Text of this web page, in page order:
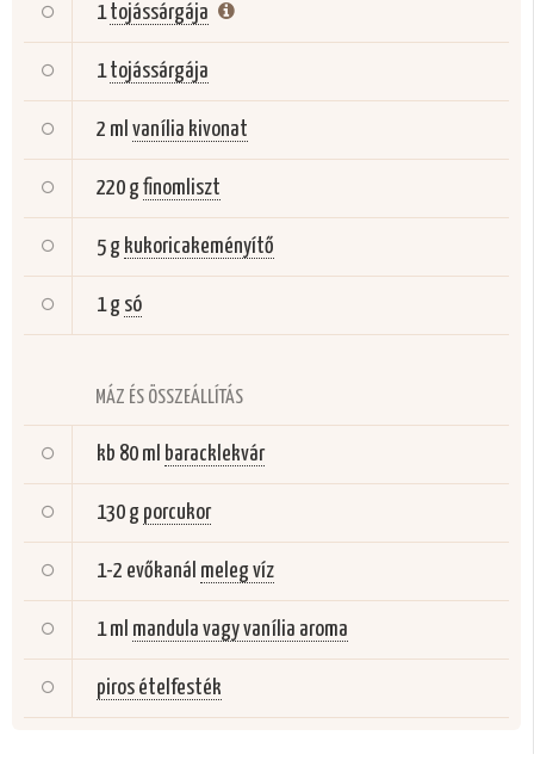
1 tojássárgája
1 tojássárgája
2 ml vanília kivonat
220 gfinomliszt
5 g kukoricakeményítő
1 g só
MÁZ ÉS ÖSSZEÁLLÍTÁS
kb 80 ml baracklekvár
130 g porcukor
1-2 evőkanál meleg víz
1 ml mandula vagy vanília aroma
piros ételfesték